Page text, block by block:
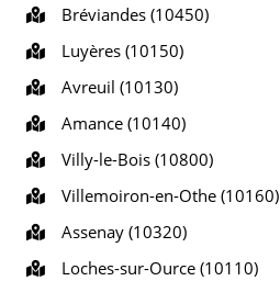
Bréviandes (10450)
Luyères (10150)
Avreuil (10130)
Amance (10140)
Villy-le-Bois (10800)
Villemoiron-en-Othe (10160)
Assenay (10320)
Loches-sur-Ource (10110)